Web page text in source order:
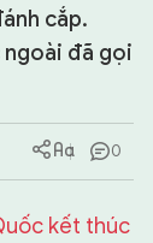
cắp.
đã gọi
0
kết thúc